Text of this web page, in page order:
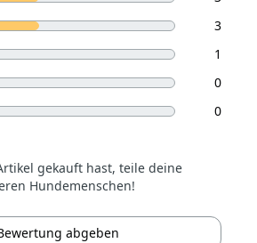
3
1
0
0
gekauft hast, teile deine
Hundemenschen!
abgeben